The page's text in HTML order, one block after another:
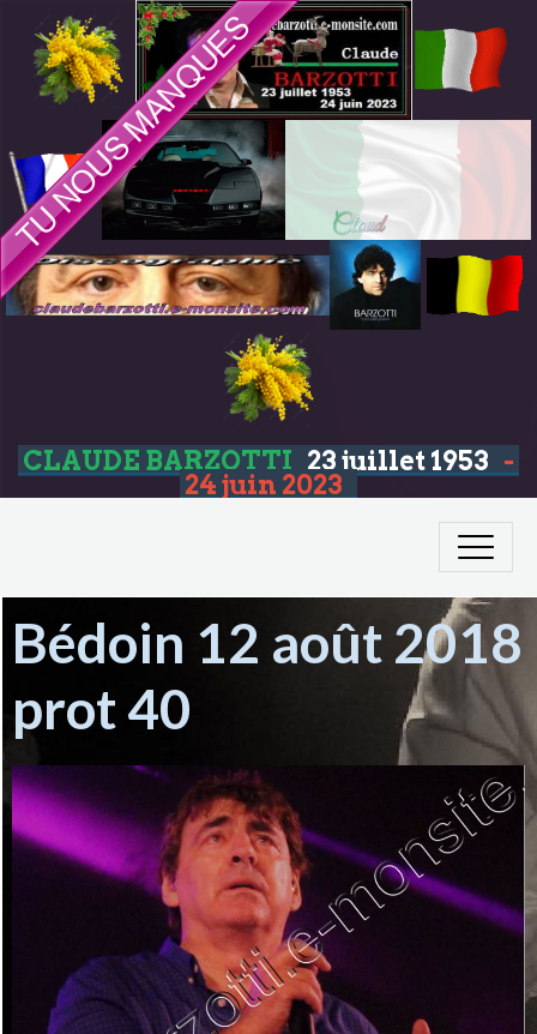
CLAUDE BARZOTTI 23 juillet 1953 -
24 juin 2023
Bédoin 12 août 2018
prot 40